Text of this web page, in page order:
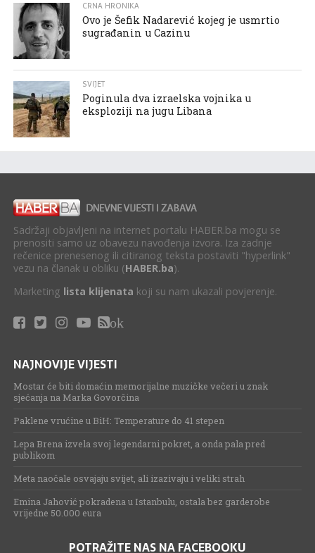
CRNA HRONIKA
Ovo je Šefik Nadarević kojeg je usmrtio
sugrađanin u Cazinu
SVIJET
Poginula dva izraelska vojnika u
eksploziji na jugu Libana
Sadržaji objavljeni na internet portalu HABER.ba mogu se
prenositi samo uz obavezu navođenja izvora. Iza zadnje
rečenice prenesenog ili citiranog teksta postaviti "hyperlink"
vezu na članak u obliku (HABER.ba).
Marketing lista klijenata koji su nam ukazali povjerenje.
ok
NAJNOVIJE VIJESTI
Mostar će biti domaćin memorijalne muzičke večeri u znak
sjećanja na Marka Govorčina
Paklene vrućine u BiH: Temperature do 41 stepen
Lepa Brena izvela svoj legendarni pokret, a onda pala pred
publikom
Meta naočale osvajaju svijet, ali izazivaju i veliki strah
Emina Jahović pokradena u Istanbulu, ostala bez garderobe
vrijedne 50.000 eura
POTRAŽITE NAS NA FACEBOOKU